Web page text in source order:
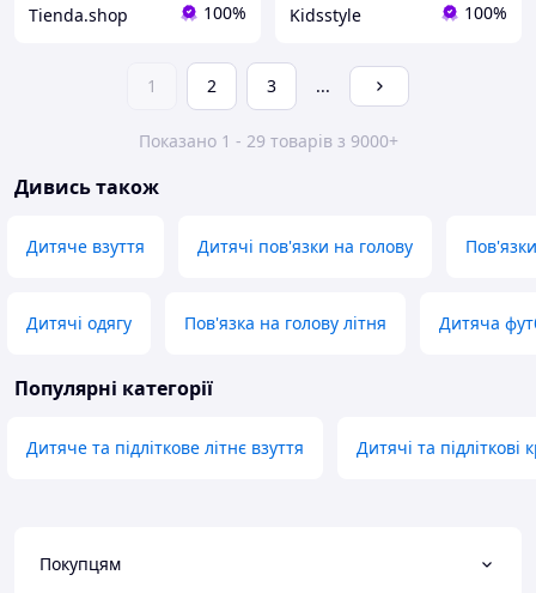
Tienda.shop 100% Kidsstyle 100%
1 2 3 ...
Показано 1 - 29 товарів з 9000+
Дивись також
Дитяче взуття Дитячі пов'язки на голову
Дитячі одягу Пов'язка на голову літня Дитяча
Популярні категорії
Дитяче та підліткове літнє взуття Дитячі та підліткові
Покупцям